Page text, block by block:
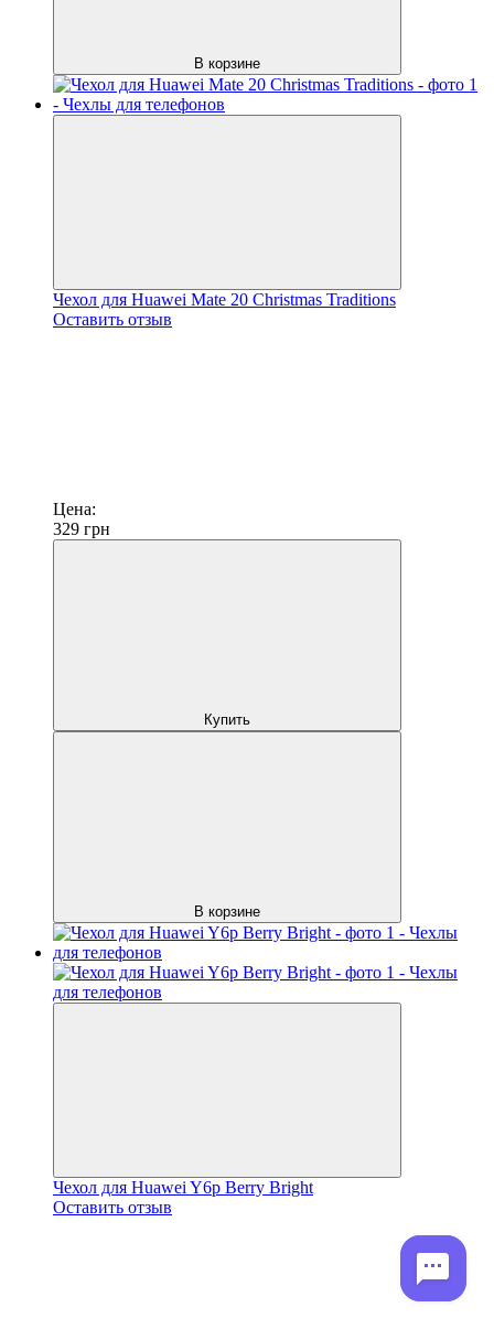
В корзине
Чехол для Huawei Mate 20 Christmas Traditions
Оставить отзыв
Цена:
329 грн
Купить
В корзине
Чехол для Huawei Y6p Berry Bright
Оставить отзыв